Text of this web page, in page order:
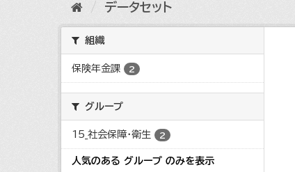
データセット
組織
保険年金課 2
グループ
15_社会保障・衛生 2
人気のある グループ のみを表示